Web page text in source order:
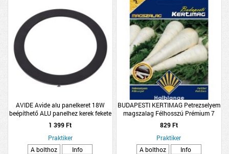
AVIDE Avide alu panelkeret 18W
beépíthető ALU panelhez kerek fekete
1 399 Ft
Praktiker
A bolthoz
Info
BUDAPESTI KERTIMAG Petrezselyem
magszalag Félhosszú Prémium 7
829 Ft
Praktiker
A bolthoz
Info